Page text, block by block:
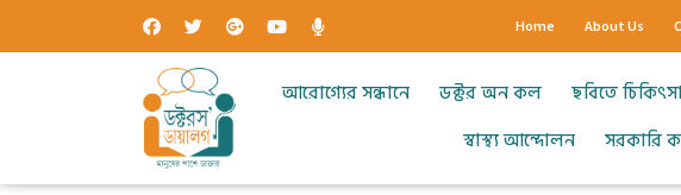
Home About Us
আরোগ্যের সন্ধানে ডক্টর অন কল ছবিতে
স্বাস্থ্য আন্দোলন
সরকারি